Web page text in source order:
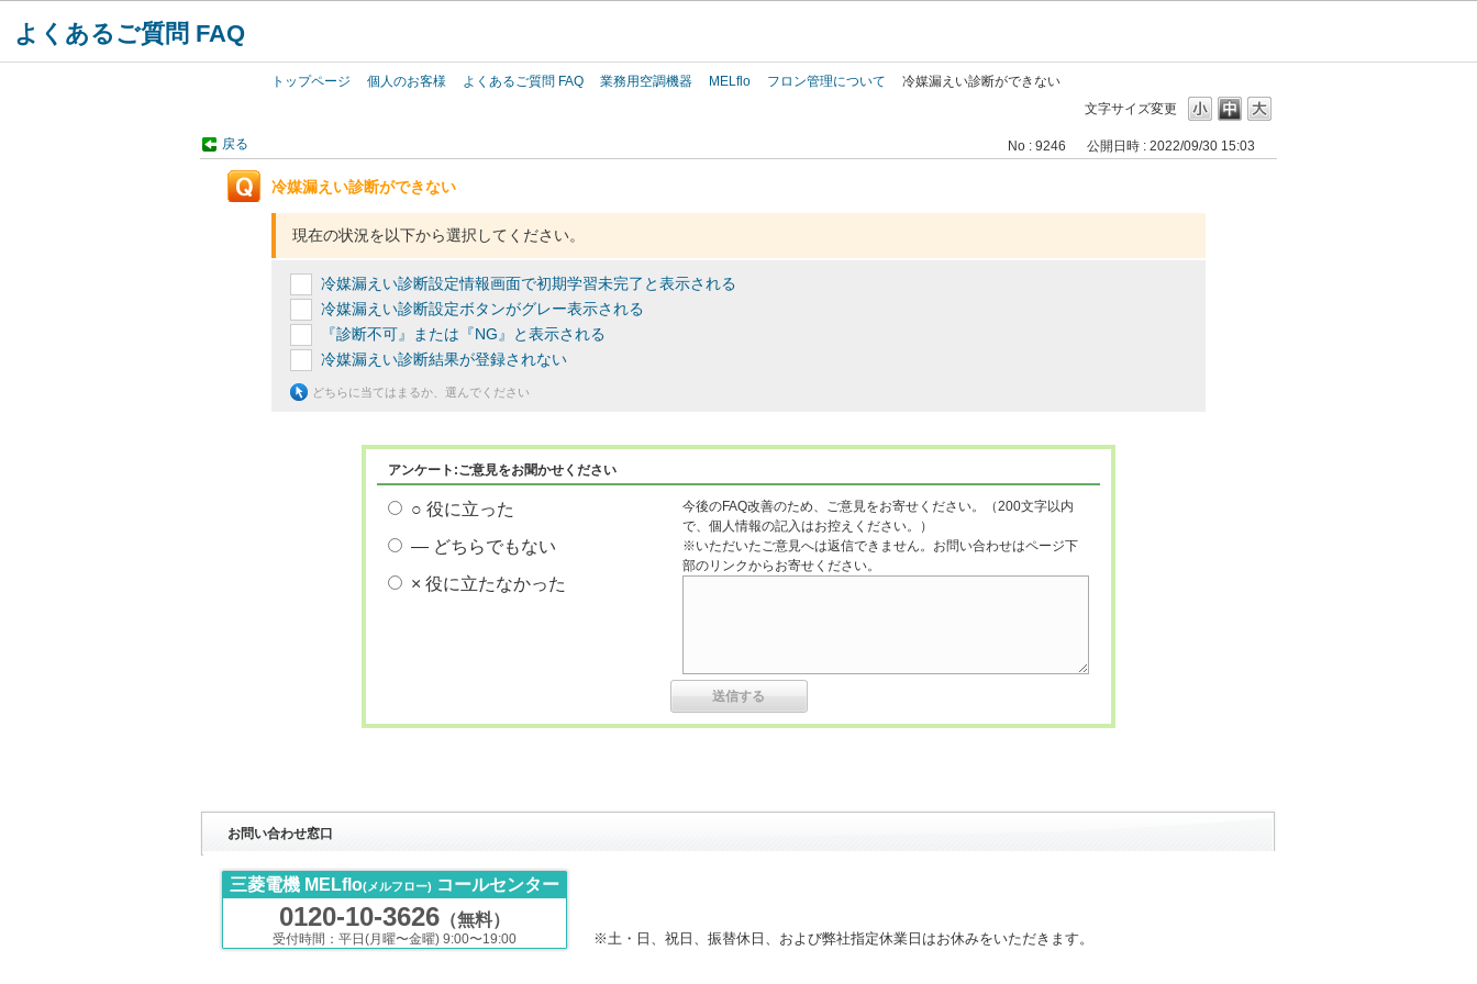
よくあるご質問 FAQ
トップページ 個人のお客様 よくあるご質問 FAQ 業務用空調機器 MELflo フロン管理について
冷媒漏えい診断ができない
文字サイズ変更
戻る No : 9246 公開日時 : 2022/09/30 15:03
冷媒漏えい診断ができない
現在の状況を以下から選択してください。
冷媒漏えい診断設定情報画面で初期学習未完了と表示される
冷媒漏えい診断設定ボタンがグレー表示される
『診断不可』または『NG』と表示される
冷媒漏えい診断結果が登録されない
どちらに当てはまるか、選んでください
アンケート:ご意見をお聞かせください
○ 役に立った
― どちらでもない
× 役に立たなかった
今後のFAQ改善のため、ご意見をお寄せください。（200文字以内
で、個人情報の記入はお控えください。）
※いただいたご意見へは返信できません。お問い合わせはページ下
部のリンクからお寄せください。
お問い合わせ窓口
三菱電機 MELflo(メルフロー) コールセンター
0120-10-3626 （無料）
受付時間：平日(月曜〜金曜) 9:00〜19:00 ※土・日、祝日、振替休日、および弊社指定休業日はお休みをいただきます。